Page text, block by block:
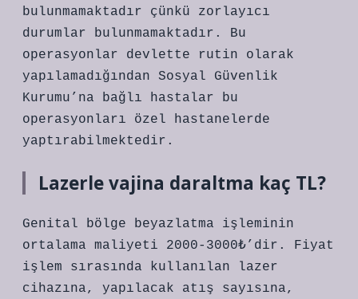
bulunmamaktadır çünkü zorlayıcı
durumlar bulunmamaktadır. Bu
operasyonlar devlette rutin olarak
yapılamadığından Sosyal Güvenlik
Kurumu’na bağlı hastalar bu
operasyonları özel hastanelerde
yaptırabilmektedir.
Lazerle vajina daraltma kaç TL?
Genital bölge beyazlatma işleminin
ortalama maliyeti 2000-3000₺’dir. Fiyat
işlem sırasında kullanılan lazer
cihazına, yapılacak atış sayısına,